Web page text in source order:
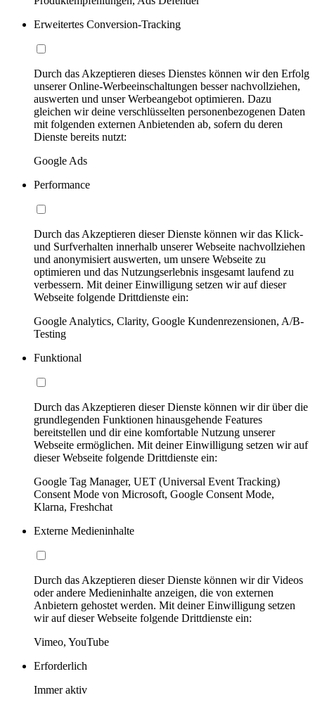
Erweitertes Conversion-Tracking
Durch das Akzeptieren dieses Dienstes können wir den Erfolg
unserer Online-Werbeeinschaltungen besser nachvollziehen,
auswerten und unser Werbeangebot optimieren. Dazu
gleichen wir deine verschlüsselten personenbezogenen Daten
mit folgenden externen Anbietenden ab, sofern du deren
Dienste bereits nutzt:
Google Ads
Performance
Durch das Akzeptieren dieser Dienste können wir das Klick-
und Surfverhalten innerhalb unserer Webseite nachvollziehen
und anonymisiert auswerten, um unsere Webseite zu
optimieren und das Nutzungserlebnis insgesamt laufend zu
verbessern. Mit deiner Einwilligung setzen wir auf dieser
Webseite folgende Drittdienste ein:
Google Analytics, Clarity, Google Kundenrezensionen, A/B-
Testing
Funktional
Durch das Akzeptieren dieser Dienste können wir dir über die
grundlegenden Funktionen hinausgehende Features
bereitstellen und dir eine komfortable Nutzung unserer
Webseite ermöglichen. Mit deiner Einwilligung setzen wir auf
dieser Webseite folgende Drittdienste ein:
Google Tag Manager, UET (Universal Event Tracking)
Consent Mode von Microsoft, Google Consent Mode,
Klarna, Freshchat
Externe Medieninhalte
Durch das Akzeptieren dieser Dienste können wir dir Videos
oder andere Medieninhalte anzeigen, die von externen
Anbietern gehostet werden. Mit deiner Einwilligung setzen
wir auf dieser Webseite folgende Drittdienste ein:
Vimeo, YouTube
Erforderlich
Immer aktiv